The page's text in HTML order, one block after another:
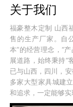
关于我们
福豪整木定制 山西
售的生产厂家。自
本”的经营理念，“
展道路，始终秉持“
已与山西，四川，
多家大型家具城建
和追求，一定能够